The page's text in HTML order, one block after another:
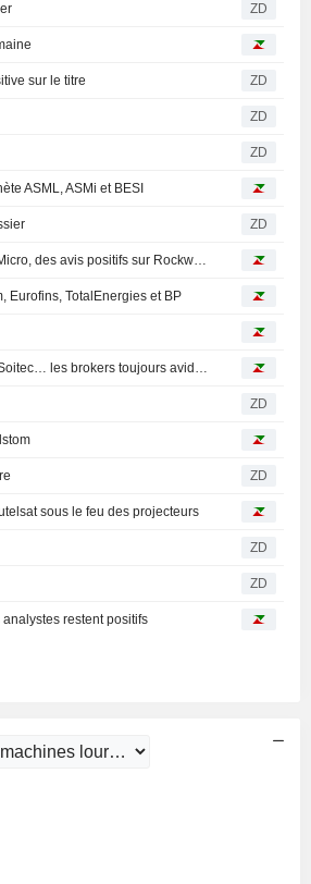
ZD
sur le titre ZD
ZD
ZD
ASML, ASMi et BESI
ZD
Avis d'analystes du jour : UBS revient sur STMicro, des avis positifs sur Rockwool, Oeneo et Clas Ohlson
Eurofins, TotalEnergies et BP
Avis d'analystes du jour : STMicro, BE Semi, Soitec… les brokers toujours avides de semiconducteurs
ZD
ZD
sous le feu des projecteurs
ZD
ZD
restent positifs